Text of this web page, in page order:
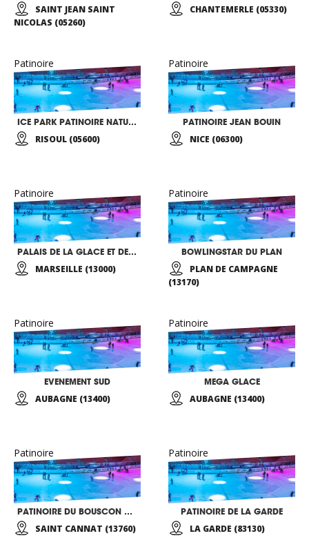
SAINT JEAN SAINT
NICOLAS (05260)
CHANTEMERLE (05330)
Patinoire
ICE PARK PATINOIRE NATURELLE
RISOUL (05600)
Patinoire
PATINOIRE JEAN BOUIN
NICE (06300)
Patinoire
PALAIS DE LA GLACE ET DE LA GLISSE
MARSEILLE (13000)
Patinoire
BOWLINGSTAR DU PLAN
PLAN DE CAMPAGNE
(13170)
Patinoire
EVENEMENT SUD
AUBAGNE (13400)
Patinoire
MEGA GLACE
AUBAGNE (13400)
Patinoire
PATINOIRE DU BOUSCON A SAINT BONNET
SAINT CANNAT (13760)
Patinoire
PATINOIRE DE LA GARDE
LA GARDE (83130)